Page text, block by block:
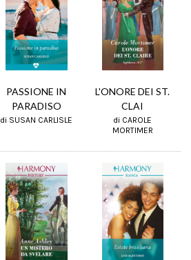
PASSIONE IN
PARADISO
di SUSAN CARLISLE
L'ONORE DEI ST.
CLAI
di CAROLE
MORTIMER